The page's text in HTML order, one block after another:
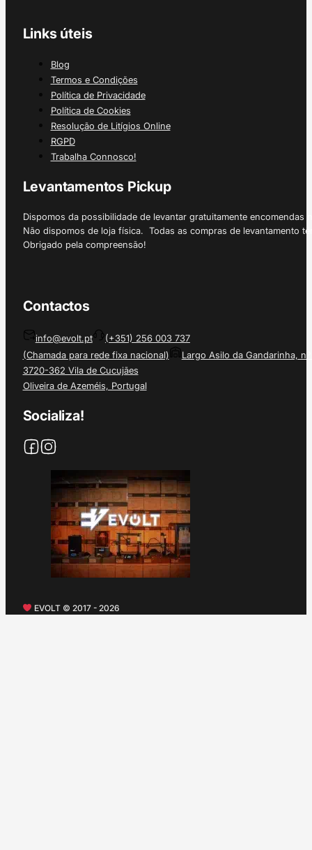
Links úteis
Blog
Termos e Condições
Política de Privacidade
Política de Cookies
Resolução de Litígios Online
RGPD
Trabalha Connosco!
Levantamentos Pickup
Dispomos da possibilidade de levantar gratuitamente
Não dispomos de loja física. Todas as compras de levantamento
Obrigado pela compreensão!
Contactos
info@evolt.pt
(+351) 256 003 737
(Chamada para rede fixa nacional)
Largo Asilo da Gandarinha, nº
3720-362 Vila de Cucujães
Oliveira de Azeméis, Portugal
Socializa!
EVOLT © 2017 - 2026